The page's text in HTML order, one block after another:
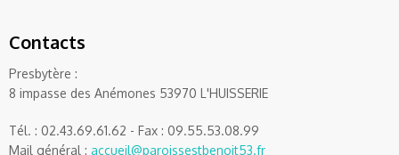
Contacts
Presbytère :
8 impasse des Anémones 53970 L'HUISSERIE
Tél. : 02.43.69.61.62 - Fax : 09.55.53.08.99
Mail général : accueil@paroissestbenoit53.fr